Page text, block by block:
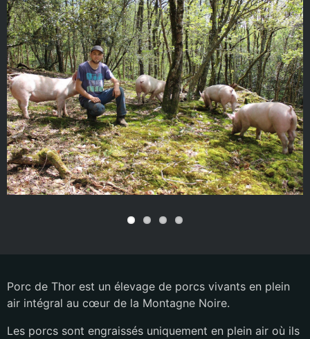
Porc de Thor est un élevage de porcs vivants en plein
air intégral au cœur de la Montagne Noire.
Les porcs sont engraissés uniquement en plein air où ils